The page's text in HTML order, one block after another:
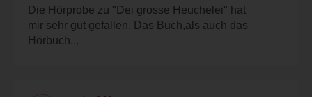
Die Hörprobe zu "Dei grosse Heuchelei" hat
mir sehr gut gefallen. Das Buch,als auch das
Hörbuch...